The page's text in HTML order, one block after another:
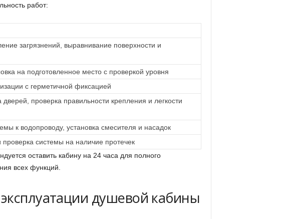
работ:
загрязнений, выравнивание поверхности и
на подготовленное место с проверкой уровня
с герметичной фиксацией
проверка правильности крепления и легкости
к водопроводу, установка смесителя и насадок
проверка системы на наличие протечек
оставить кабину на 24 часа для полного
всех функций.
душевой кабины